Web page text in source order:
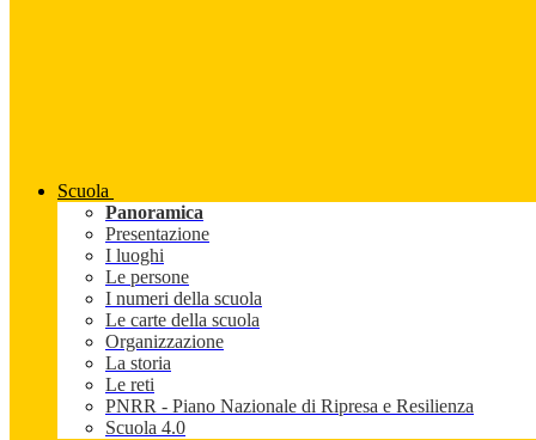
Scuola
Panoramica
Presentazione
I luoghi
Le persone
I numeri della scuola
Le carte della scuola
Organizzazione
La storia
Le reti
PNRR - Piano Nazionale di Ripresa e Resilienza
Scuola 4.0